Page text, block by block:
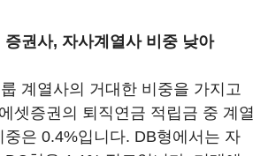
증권사, 자사계열사 비중 낮아
계열사의 거대한 비중을 가지고
셋증권의 퇴직연금 적립금 중 계열
중은 0.4%입니다. DB형에서는 자